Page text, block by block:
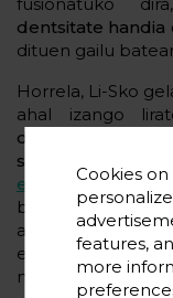
dentsitate
dituen gailu
Horrela, Li-Sko
ahal izango
droneetan,
sateliteetan eta
egonkorretan,
bazkide
autobus
esker, Li-S
merkatuan.
Cookies
features,
more